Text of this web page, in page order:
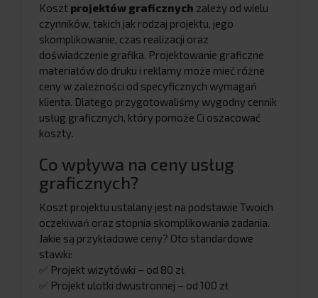
Koszt projektów graficznych zależy od wielu
czynników, takich jak rodzaj projektu, jego
skomplikowanie, czas realizacji oraz
doświadczenie grafika. Projektowanie graficzne
materiałów do druku i reklamy może mieć różne
ceny w zależności od specyficznych wymagań
klienta. Dlatego przygotowaliśmy wygodny cennik
usług graficznych, który pomoże Ci oszacować
koszty.
Co wpływa na ceny usług
graficznych?
Koszt projektu ustalany jest na podstawie Twoich
oczekiwań oraz stopnia skomplikowania zadania.
Jakie są przykładowe ceny? Oto standardowe
stawki:
✅ Projekt wizytówki – od 80 zł
✅ Projekt ulotki dwustronnej – od 100 zł